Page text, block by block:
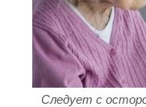
Следует с